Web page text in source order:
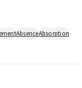
AbsenceAbsorption